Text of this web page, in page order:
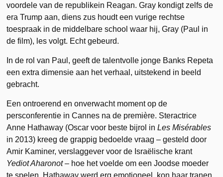
voordele van de republikein Reagan. Gray kondigt zelfs de
era Trump aan, diens zus houdt een vurige rechtse
toespraak in de middelbare school waar hij, Gray (Paul in
de film), les volgt. Echt gebeurd.
In de rol van Paul, geeft de talentvolle jonge Banks Repeta
een extra dimensie aan het verhaal, uitstekend in beeld
gebracht.
Een ontroerend en onverwacht moment op de
persconferentie in Cannes na de première. Steractrice
Anne Hathaway (Oscar voor beste bijrol inLes Misérables
in 2013) kreeg de grappig bedoelde vraag – gesteld door
Amir Kaminer, verslaggever voor de Israëlische krant
Yediot Aharonot– hoe het voelde om een Joodse moeder
te spelen. Hathaway werd erg emotioneel, kon haar tranen